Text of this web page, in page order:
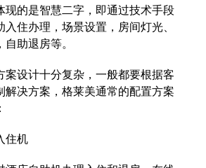
的是智慧二字，即通过技术手段
住办理，场景设置，房间灯光、
助退房等。
设计十分复杂，一般都要根据客
解决方案，格莱美通常的配置方案
机